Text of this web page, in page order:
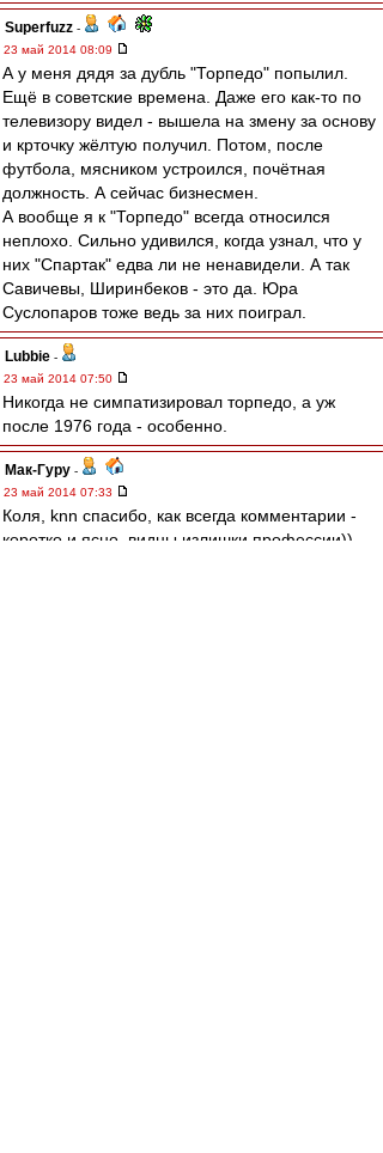
Superfuzz -
23 май 2014 08:09
А у меня дядя за дубль "Торпедо" попылил.
Ещё в советские времена. Даже его как-то по
телевизору видел - вышела на змену за основу
и крточку жёлтую получил. Потом, после
футбола, мясником устроился, почётная
должность. А сейчас бизнесмен.
А вообще я к "Торпедо" всегда относился
неплохо. Сильно удивился, когда узнал, что у
них "Спартак" едва ли не ненавидели. А так
Савичевы, Ширинбеков - это да. Юра
Суслопаров тоже ведь за них поиграл.
Lubbie -
23 май 2014 07:50
Никогда не симпатизировал торпедо, а уж
после 1976 года - особенно.
Мак-Гуру -
23 май 2014 07:33
Коля, knn спасибо, как всегда комментарии -
коротко и ясно, видны излишки профессии))